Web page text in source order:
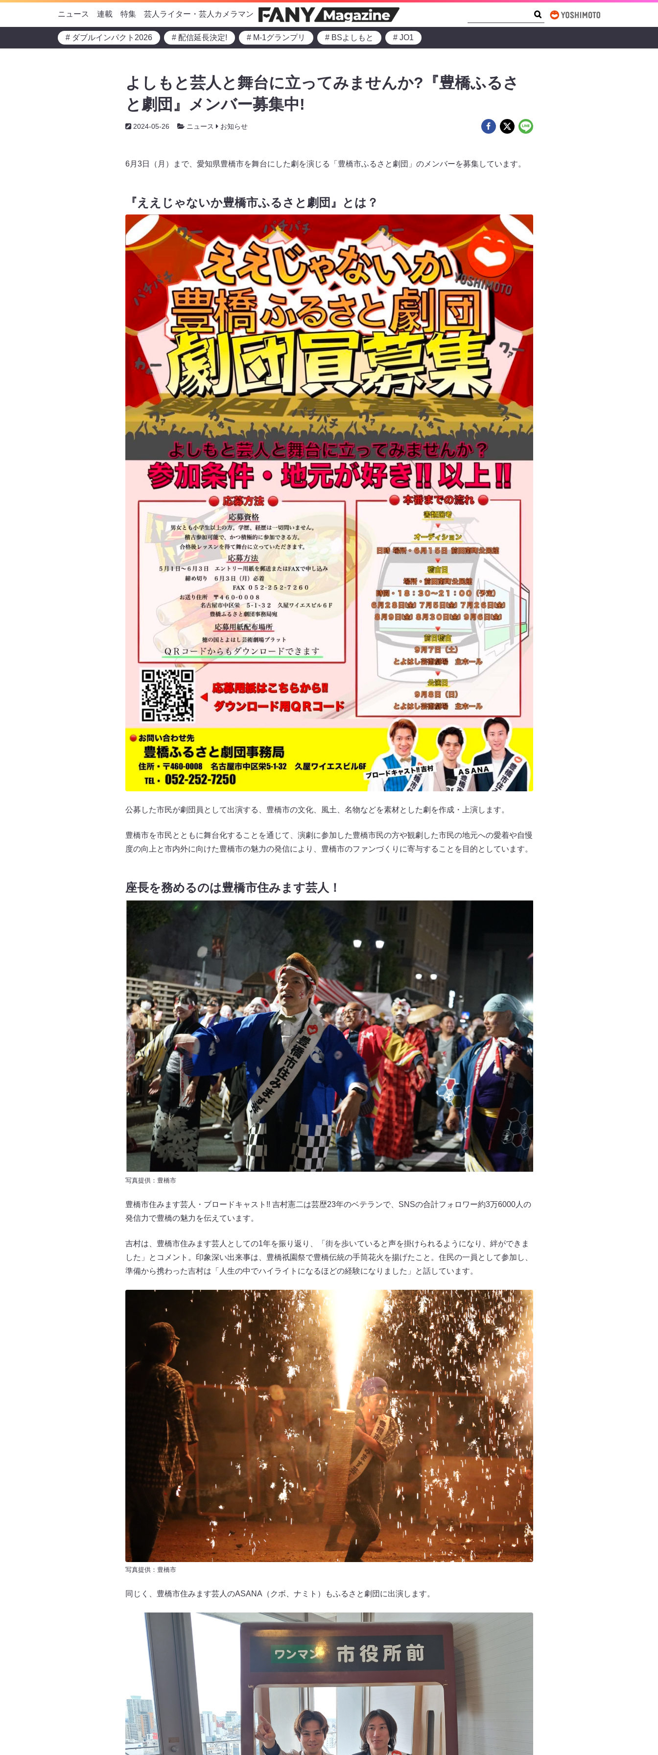
ニュース 連載 特集 芸人ライター・芸人カメラマン
# ダブルインパクト2026 # 配信延長決定! # M-1グランプリ # BSよしもと # JO1
よしもと芸人と舞台に立ってみませんか?『豊橋ふるさ
と劇団』メンバー募集中!
2024-05-26 ニュース お知らせ
6月3日（月）まで、愛知県豊橋市を舞台にした劇を演じる「豊橋市ふるさと劇団」のメンバーを募集しています。
『ええじゃないか豊橋市ふるさと劇団』とは？
公募した市民が劇団員として出演する、豊橋市の文化、風土、名物などを素材とした劇を作成・上演します。
豊橋市を市民とともに舞台化することを通じて、演劇に参加した豊橋市民の方や観劇した市民の地元への愛着や自慢
度の向上と市内外に向けた豊橋市の魅力の発信により、豊橋市のファンづくりに寄与することを目的としています。
座長を務めるのは豊橋市住みます芸人！
写真提供：豊橋市
豊橋市住みます芸人・ブロードキャスト!! 吉村憲二は芸歴23年のベテランで、SNSの合計フォロワー約3万6000人の
発信力で豊橋の魅力を伝えています。
吉村は、豊橋市住みます芸人としての1年を振り返り、「街を歩いていると声を掛けられるようになり、絆ができま
した」とコメント。印象深い出来事は、豊橋祇園祭で豊橋伝統の手筒花火を揚げたこと。住民の一員として参加し、
準備から携わった吉村は「人生の中でハイライトになるほどの経験になりました」と話しています。
写真提供：豊橋市
同じく、豊橋市住みます芸人のASANA（クボ、ナミト）もふるさと劇団に出演します。